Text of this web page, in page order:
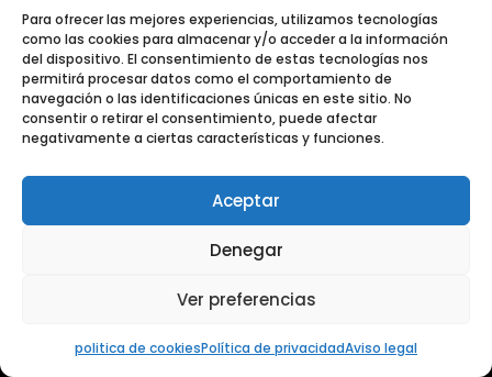
Para ofrecer las mejores experiencias, utilizamos tecnologías
como las cookies para almacenar y/o acceder a la información
del dispositivo. El consentimiento de estas tecnologías nos
permitirá procesar datos como el comportamiento de
navegación o las identificaciones únicas en este sitio. No
consentir o retirar el consentimiento, puede afectar
negativamente a ciertas características y funciones.
Aceptar
Denegar
Ver preferencias
politica de cookiesPolítica de privacidadAviso legal
mismas. Ni esta web ni sus
representantes legales pueden
garantizar la correcta o incorrecta
manipulación de las cookies por parte
de los mencionados navegadores. En
algunos casos es necesario instalar
olvide su decisión de no aceptación de
las mismas. En el caso de las cookies de
Google Analytics, esta empresa
almacena las cookies en servidores
ubicados en Estados Unidos y se
compromete a no compartirla con
terceros, excepto en los casos en los